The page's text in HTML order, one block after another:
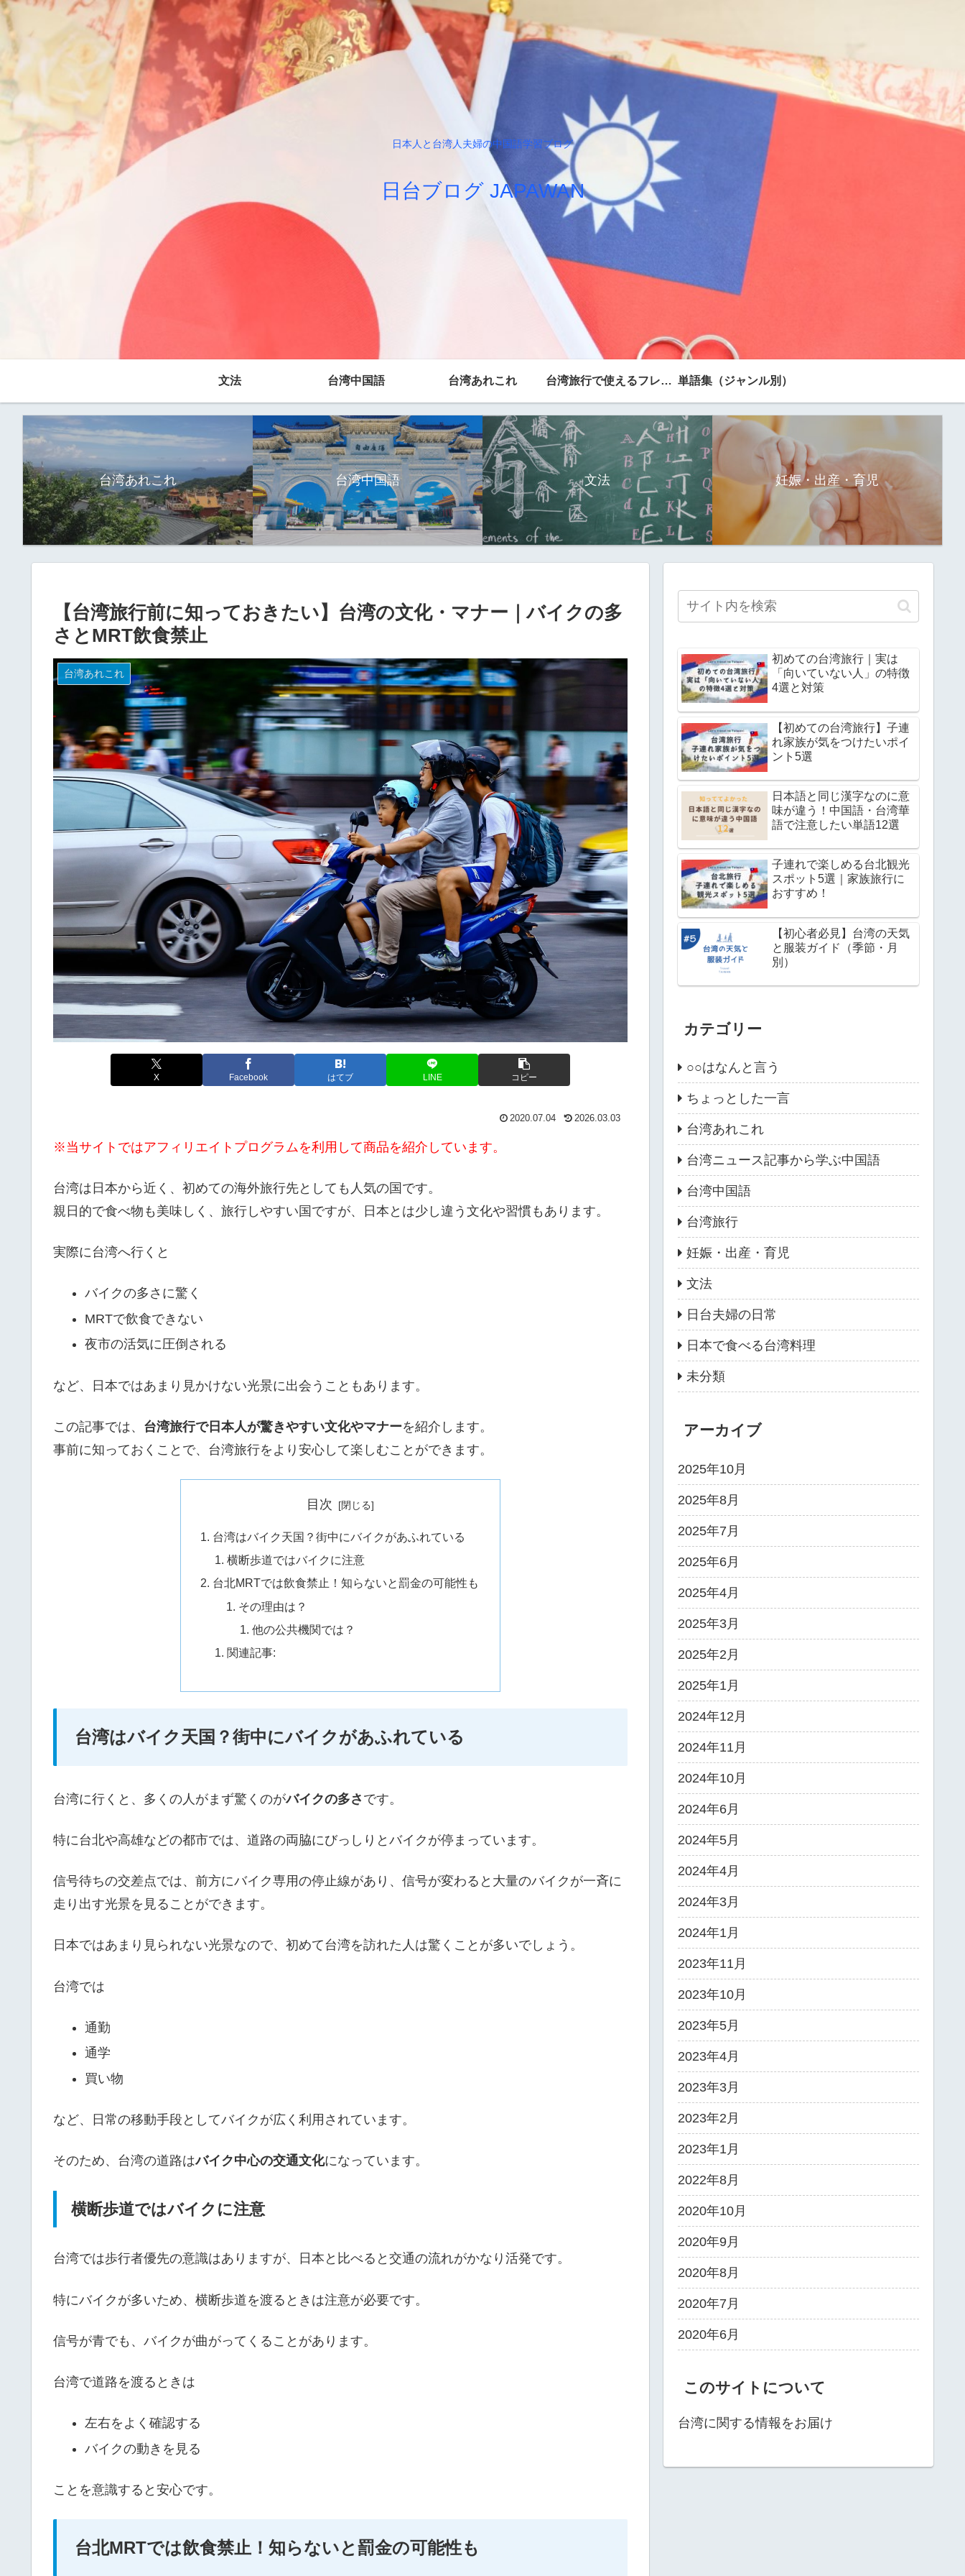
日本人と台湾人夫婦の中国語学習ブログ
日台ブログ JAPAWAN
文法 台湾中国語 台湾あれこれ 台湾旅行で使えるフレーズ 単語集（ジャンル別）
台湾あれこれ 台湾中国語 文法 妊娠・出産・育児
【台湾旅行前に知っておきたい】台湾の文化・マナー｜バイクの多
さとMRT飲食禁止
台湾あれこれ
X Facebook はてブ LINE コピー
2020.07.04 2026.03.03
※当サイトではアフィリエイトプログラムを利用して商品を紹介しています。
台湾は日本から近く、初めての海外旅行先としても人気の国です。
親日的で食べ物も美味しく、旅行しやすい国ですが、日本とは少し違う文化や習慣もあります。
実際に台湾へ行くと
バイクの多さに驚く
MRTで飲食できない
夜市の活気に圧倒される
など、日本ではあまり見かけない光景に出会うこともあります。
この記事では、 台湾旅行で日本人が驚きやすい文化やマナーを紹介します。
事前に知っておくことで、台湾旅行をより安心して楽しむことができます。
目次
台湾はバイク天国？街中にバイクがあふれている
横断歩道ではバイクに注意
台北MRTでは飲食禁止！知らないと罰金の可能性も
その理由は？
他の公共機関では？
関連記事:
台湾はバイク天国？街中にバイクがあふれている
台湾に行くと、多くの人がまず驚くのがバイクの多さ です。
特に台北や高雄などの都市では、道路の両脇にびっしりとバイクが停まっています。
信号待ちの交差点では、前方にバイク専用の停止線があり、信号が変わると大量のバイクが一斉に
走り出す光景を見ることができます。
日本ではあまり見られない光景なので、初めて台湾を訪れた人は驚くことが多いでしょう。
台湾では
通勤
通学
買い物
など、日常の移動手段としてバイクが広く利用されています。
そのため、台湾の道路はバイク中心の交通文化になっています。
横断歩道ではバイクに注意
台湾では歩行者優先の意識はありますが、日本と比べると交通の流れがかなり活発です。
特にバイクが多いため、横断歩道を渡るときは注意が必要です。
信号が青でも、バイクが曲がってくることがあります。
台湾で道路を渡るときは
左右をよく確認する
バイクの動きを見る
ことを意識すると安心です。
台北MRTでは飲食禁止！知らないと罰金の可能性も
初めての台湾旅行｜実は
「向いていない人」の特徴
4選と対策
【初めての台湾旅行】子連
れ家族が気をつけたいポイ
ント5選
日本語と同じ漢字なのに意
味が違う！中国語・台湾華
語で注意したい単語12選
子連れで楽しめる台北観光
スポット5選｜家族旅行に
おすすめ！
【初心者必見】台湾の天気
と服装ガイド（季節・月
別）
カテゴリー
○○はなんと言う
ちょっとした一言
台湾あれこれ
台湾ニュース記事から学ぶ中国語
台湾中国語
台湾旅行
妊娠・出産・育児
文法
日台夫婦の日常
日本で食べる台湾料理
未分類
アーカイブ
2025年10月
2025年8月
2025年7月
2025年6月
2025年4月
2025年3月
2025年2月
2025年1月
2024年12月
2024年11月
2024年10月
2024年6月
2024年5月
2024年4月
2024年3月
2024年1月
2023年11月
2023年10月
2023年5月
2023年4月
2023年3月
2023年2月
2023年1月
2022年8月
2020年10月
2020年9月
2020年8月
2020年7月
2020年6月
このサイトについて
台湾に関する情報をお届け